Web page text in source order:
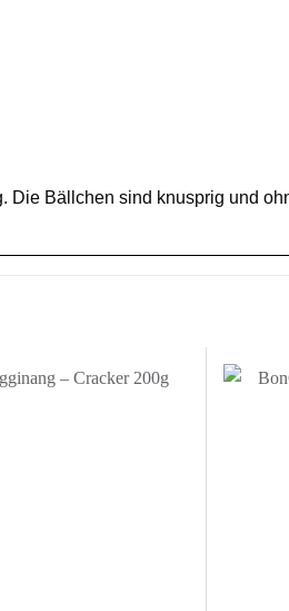
Die Bällchen sind knusprig und